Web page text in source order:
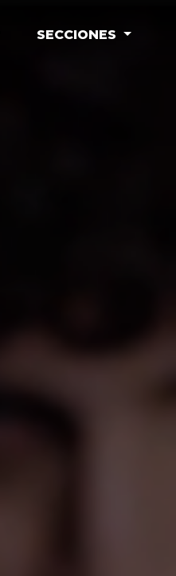
SECCIONES